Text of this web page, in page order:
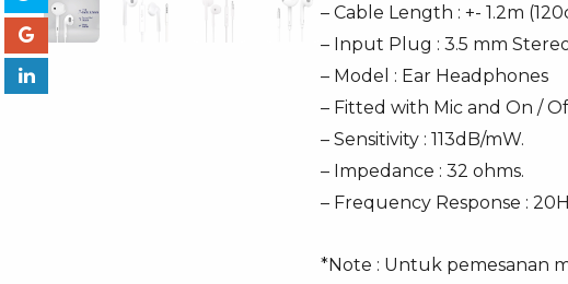
– Cable Length : +- 1.2m
– Input Plug : 3.5 mm
– Model : Ear Headphones
– Fitted with Mic and On /
– Sensitivity : 113dB/mW.
– Impedance : 32 ohms.
– Frequency Response :
*Note : Untuk pemesanan